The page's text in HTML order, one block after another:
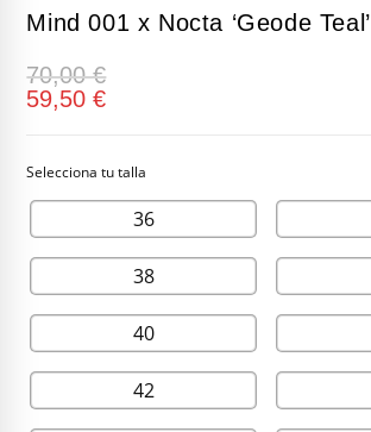
Mind 001 x Nocta ‘Geode Teal’
70,00€
59,50€
36
38
40
42